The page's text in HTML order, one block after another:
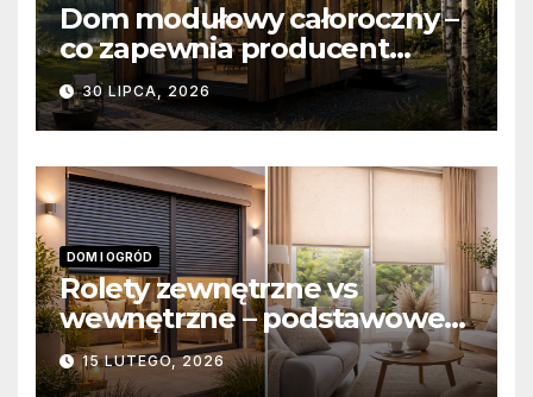
Dom modułowy całoroczny –
co zapewnia producent
domów modułowych?
30 LIPCA, 2026
DOM I OGRÓD
Rolety zewnętrzne vs
wewnętrzne – podstawowe
różnice konstrukcyjne i
funkcjonalne
15 LUTEGO, 2026